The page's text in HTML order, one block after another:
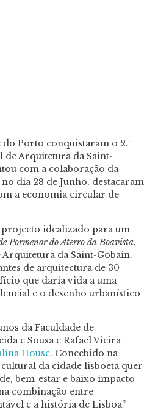
Porto conquistaram o 2.º
de Arquitetura da Saint-
com a colaboração da
dia 28 de Junho, destacaram
a economia circular de
idealizado para um
Pormenor do Aterro da Boavista,
da Saint-Gobain.
de arquitectura de 30
que daria vida a uma
e o desenho urbanístico
da Faculdade de
e Sousa e Rafael Vieira
House. Concebido na
da cidade lisboeta quer
bem-estar e baixo impacto
combinação entre
e a história de Lisboa”